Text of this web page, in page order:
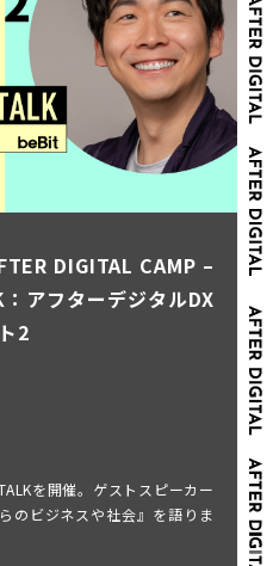
DIGITAL CAMP –
アフターデジタルDX
2
を開催。ゲストスピーカー
のビジネスや社会』を語りま